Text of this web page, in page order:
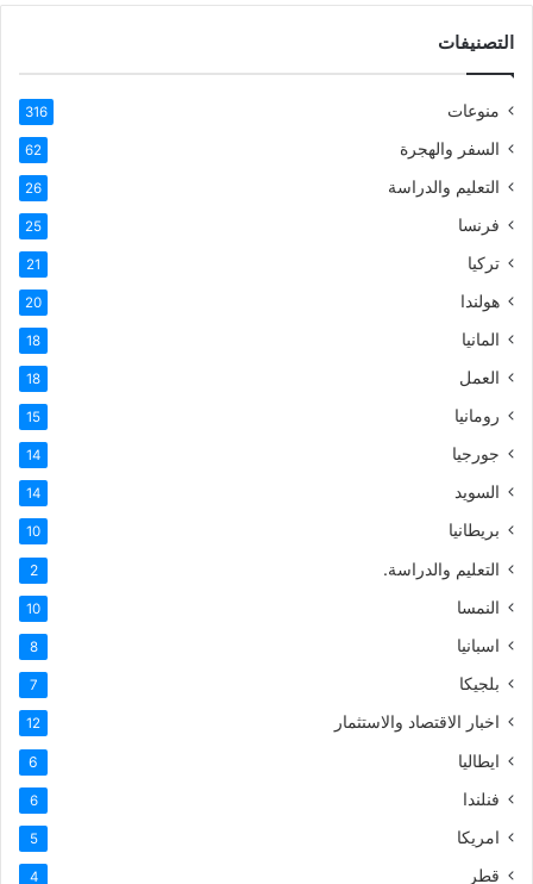
التصنيفات
منوعات 316
السفر والهجرة 62
التعليم والدراسة 26
فرنسا 25
تركيا 21
هولندا 20
المانيا 18
العمل 18
رومانيا 15
جورجيا 14
السويد 14
بريطانيا 10
التعليم والدراسة. 2
النمسا 10
اسبانيا 8
بلجيكا 7
اخبار الاقتصاد والاستثمار 12
ايطاليا 6
فنلندا 6
امريكا 5
قطر 4